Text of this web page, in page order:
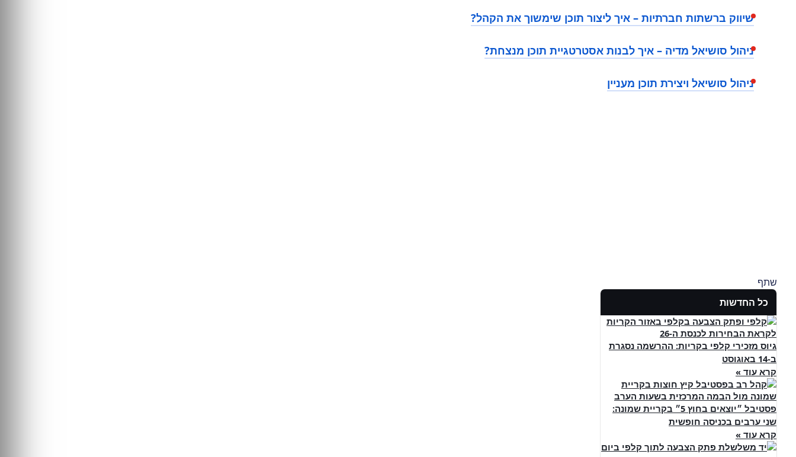
שיווק ברשתות חברתיות – איך ליצור תוכן שימשוך את הקהל?
ניהול סושיאל מדיה – איך לבנות אסטרטגיית תוכן מנצחת?
ניהול סושיאל ויצירת תוכן מעניין
שתף
כל החדשות
גיוס מזכירי קלפי בקריות: ההרשמה נסגרת
ב-14 באוגוסט
קרא עוד »
פסטיבל ״יוצאים בחוץ 5״ בקריית שמונה:
שני ערבים בכניסה חופשית
קרא עוד »